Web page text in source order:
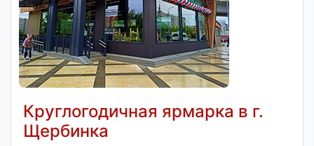
Круглогодичная ярмарка в г.
Щербинка